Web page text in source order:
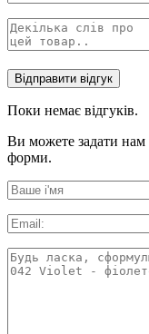
Поки немає відгуків.
Ви можете задати нам
форми.